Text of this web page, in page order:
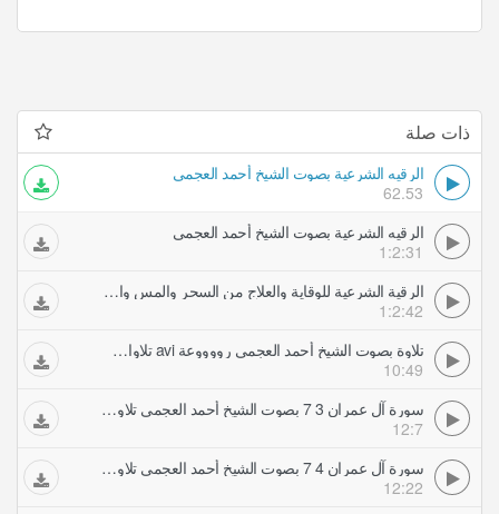
ذات صلة
الرقيه الشرعية بصوت الشيخ أحمد العجمي
62.53
الرقيه الشرعية بصوت الشيخ أحمد العجمي
1:2:31
الرقية الشرعية للوقاية والعلاج من السحر والمس والعين والحسد بصوت الشيخ أحمد العجمي
1:2:42
تلاوة بصوت الشيخ أحمد العجمي رووووعة avi تلاوات خاشعة
10:49
سورة آل عمران 3 7 بصوت الشيخ أحمد العجمي تلاوات خاشعة
12:7
سورة آل عمران 4 7 بصوت الشيخ أحمد العجمي تلاوات خاشعة
12:22